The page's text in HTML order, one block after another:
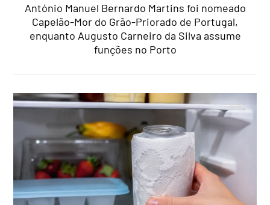
António Manuel Bernardo Martins foi nomeado
Capelão-Mor do Grão-Priorado de Portugal,
enquanto Augusto Carneiro da Silva assume
funções no Porto